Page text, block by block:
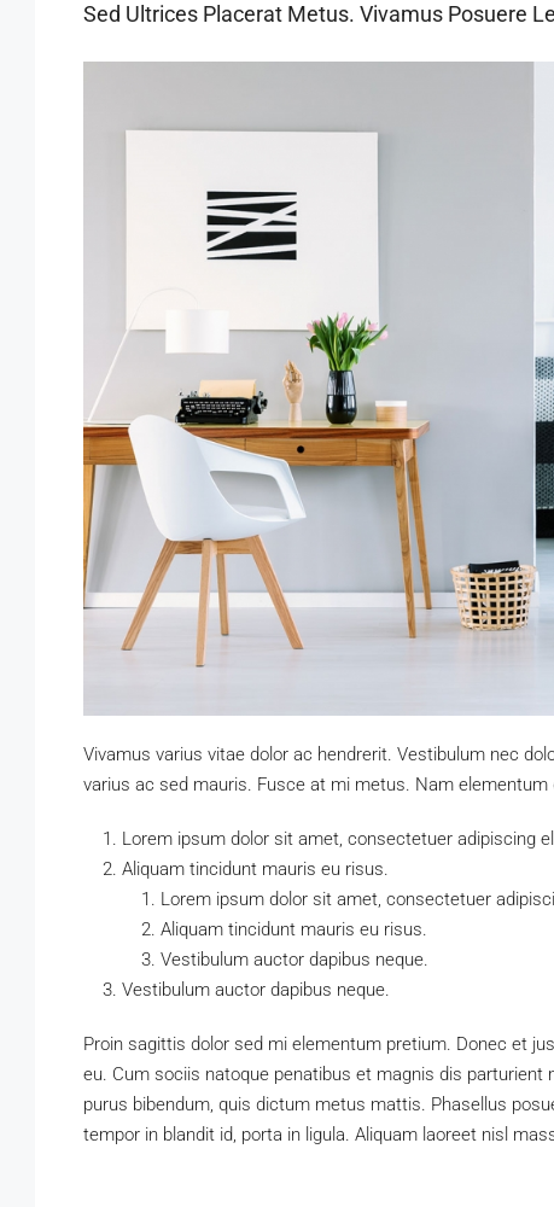
Sed Ultrices Placerat Metus. Vivamus Posuere
Vivamus varius vitae dolor ac hendrerit. Vestibulum nec
varius ac sed mauris. Fusce at mi metus. Nam elementum
Lorem ipsum dolor sit amet, consectetuer adipiscing
Aliquam tincidunt mauris eu risus.
Lorem ipsum dolor sit amet, consectetuer
Aliquam tincidunt mauris eu risus.
Vestibulum auctor dapibus neque.
Vestibulum auctor dapibus neque.
Proin sagittis dolor sed mi elementum pretium. Donec et
eu. Cum sociis natoque penatibus et magnis dis
purus bibendum, quis dictum metus mattis. Phasellus
tempor in blandit id, porta in ligula. Aliquam laoreet nisl